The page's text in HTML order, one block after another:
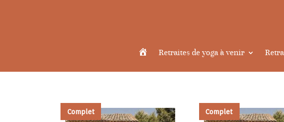
AccueilRetraites de yoga à venir
Complet Complet